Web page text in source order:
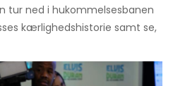
tur ned i hukommelsesbanen
kærlighedshistorie samt se,